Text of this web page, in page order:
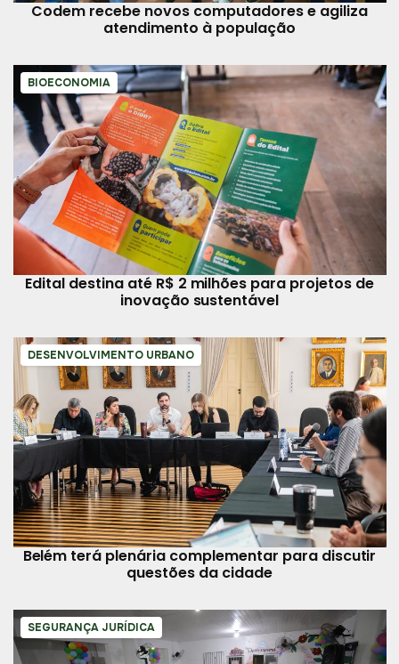
Codem recebe novos computadores e agiliza
atendimento à população
BIOECONOMIA
Edital destina até R$ 2 milhões para projetos de
inovação sustentável
DESENVOLVIMENTO URBANO
Belém terá plenária complementar para discutir
questões da cidade
SEGURANÇA JURÍDICA